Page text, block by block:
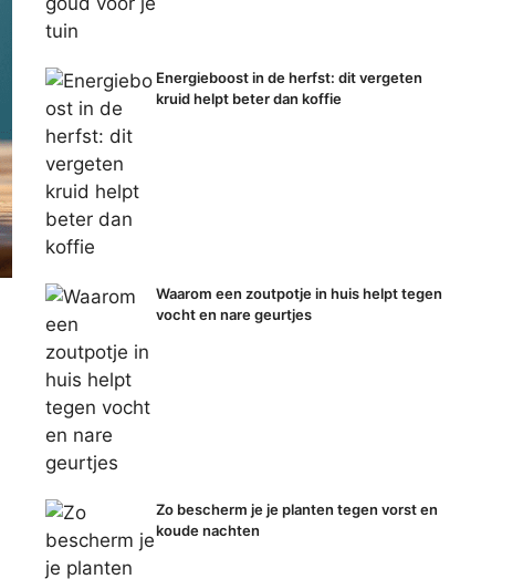
Energieboost in de herfst: dit vergeten
kruid helpt beter dan koffie
Waarom een zoutpotje in huis helpt tegen
vocht en nare geurtjes
Zo bescherm je je planten tegen vorst en
koude nachten